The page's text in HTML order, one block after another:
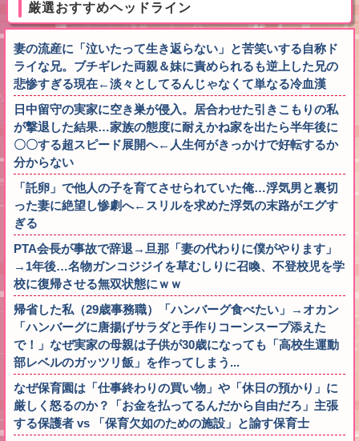
厳選おすすめヘッドライン
妻の流産に「泣いたって生き返らない」と苦笑いする自称ド
ライな兄。ブチギレた両親＆妹に責められるも逆上した兄の
悲惨すぎる現在←淡々としてるんじゃなくて単なる冷血漢
日中留守の実家に空き巣が侵入。居合わせた引きこもりの私
が撃退した結果…家族の態度に耐えかね家を出たら半年後に
〇〇する超スピード展開へ←人生何がきっかけで好転するか
分からない
「託卵」で他人の子を育てさせられていた俺…浮気男と裏切
った妻に絶望し惨劇へ←スリルを求めた浮気の末路がエグす
ぎる
PTA会長が事故で辞退→旦那「妻の代わりに僕がやります」
→1年後…名物ガンコジジイを草むしりに召喚、不登校児を学
校に復帰させる無双状態にｗｗ
帰省した私（29歳事務職）「ハンバーグ食べたい」→オカン
「ハンバーグに唐揚げサラダと手作りコーンスープ添えた
で！」なぜ実家の母親は子供が30歳になっても「高校生運動
部レベルのガッツリ飯」を作ってしまう...
なぜ保育園は「仕事終わりの買い物」や「休日の預かり」に
厳しく怒るのか？「お金を払ってるんだから自由だろ」主張
する保護者 vs 「保育欠如のための施設」と諭す保育士